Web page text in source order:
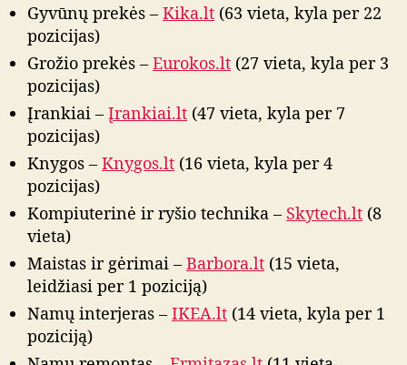
Gyvūnų prekės – Kika.lt (63 vieta, kyla per 22
pozicijas)
Grožio prekės – Eurokos.lt (27 vieta, kyla per 3
pozicijas)
Įrankiai – Įrankiai.lt (47 vieta, kyla per 7
pozicijas)
Knygos – Knygos.lt (16 vieta, kyla per 4
pozicijas)
Kompiuterinė ir ryšio technika – Skytech.lt (8
vieta)
Maistas ir gėrimai – Barbora.lt (15 vieta,
leidžiasi per 1 poziciją)
Namų interjeras – IKEA.lt (14 vieta, kyla per 1
poziciją)